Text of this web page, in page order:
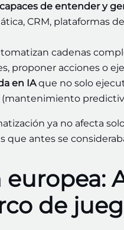
de entender y
CRM, plataformas
cadenas
proponer acciones o
en IAque no solo
ya no afecta
antes se
de